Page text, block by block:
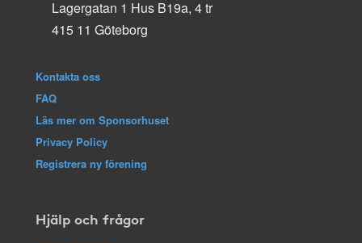
Lagergatan 1 Hus B19a, 4 tr
415 11 Göteborg
Kontakta oss
FAQ
Läs mer om Sponsorhuset
Privacy Policy
Registrera ny förening
Hjälp och frågor